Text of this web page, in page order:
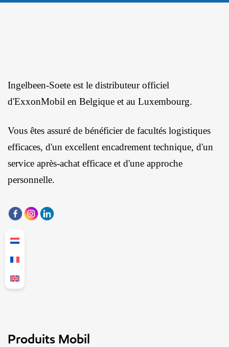
Ingelbeen-Soete est le distributeur officiel
d'ExxonMobil en Belgique et au Luxembourg.
Vous êtes assuré de bénéficier de facultés logistiques
efficaces, d'un excellent encadrement technique, d'un
service après-achat efficace et d'une approche
personnelle.
Produits Mobil